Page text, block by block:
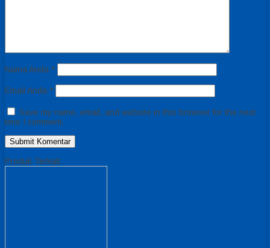
Nama Anda *
Email Anda *
Save my name, email, and website in this browser for the next
time I comment.
Produk Terkait